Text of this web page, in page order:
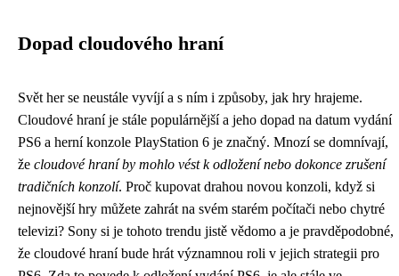
Dopad cloudového hraní
Svět her se neustále vyvíjí a s ním i způsoby, jak hry hrajeme.
Cloudové hraní je stále populárnější a jeho dopad na datum vydání
PS6 a herní konzole PlayStation 6 je značný. Mnozí se domnívají,
že cloudové hraní by mohlo vést k odložení nebo dokonce zrušení
tradičních konzolí. Proč kupovat drahou novou konzoli, když si
nejnovější hry můžete zahrát na svém starém počítači nebo chytré
televizi? Sony si je tohoto trendu jistě vědomo a je pravděpodobné,
že cloudové hraní bude hrát významnou roli v jejich strategii pro